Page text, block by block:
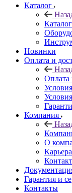
Каталог
Каталог
Новинки
Оплата и
Оплата
Компания
О
Карьера
Гарантия и
Контакты